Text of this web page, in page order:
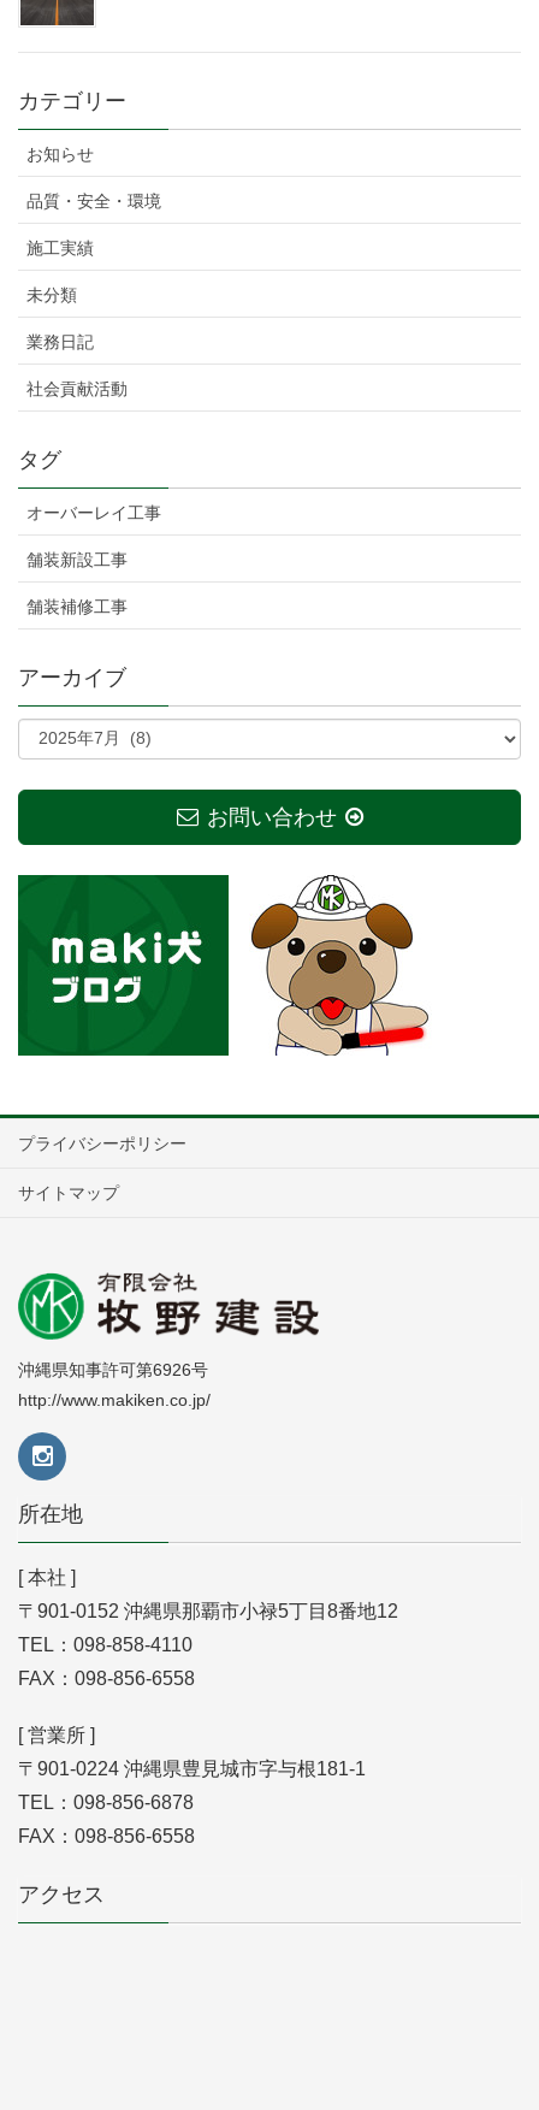
カテゴリー
お知らせ
品質・安全・環境
施工実績
未分類
業務日記
社会貢献活動
タグ
オーバーレイ工事
舗装新設工事
舗装補修工事
アーカイブ
お問い合わせ
プライバシーポリシー
サイトマップ
沖縄県知事許可第6926号
http://www.makiken.co.jp/
所在地
[ 本社 ]
〒901-0152 沖縄県那覇市小禄5丁目8番地12
TEL：098-858-4110
FAX：098-856-6558
[ 営業所 ]
〒901-0224 沖縄県豊見城市字与根181-1
TEL：098-856-6878
FAX：098-856-6558
アクセス